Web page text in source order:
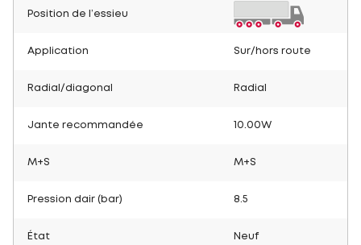
Position de l’essieu
Application Sur/hors route
Radial/diagonal Radial
Jante recommandée 10.00W
M+S M+S
Pression dair (bar) 8.5
État Neuf